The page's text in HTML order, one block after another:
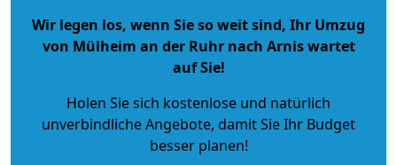
Wir legen los, wenn Sie so weit sind, Ihr Umzug
von Mülheim an der Ruhr nach Arnis wartet
auf Sie!
Holen Sie sich kostenlose und natürlich
unverbindliche Angebote, damit Sie Ihr Budget
besser planen!